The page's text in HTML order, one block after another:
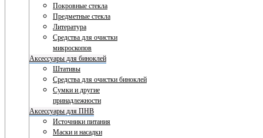
Покровные стекла
Предметные стекла
Литература
Средства для очистки
микроскопов
Аксессуары для биноклей
Штативы
Средства для очистки биноклей
Сумки и другие
принадлежности
Аксессуары для ПНВ
Источники питания
Маски и насадки